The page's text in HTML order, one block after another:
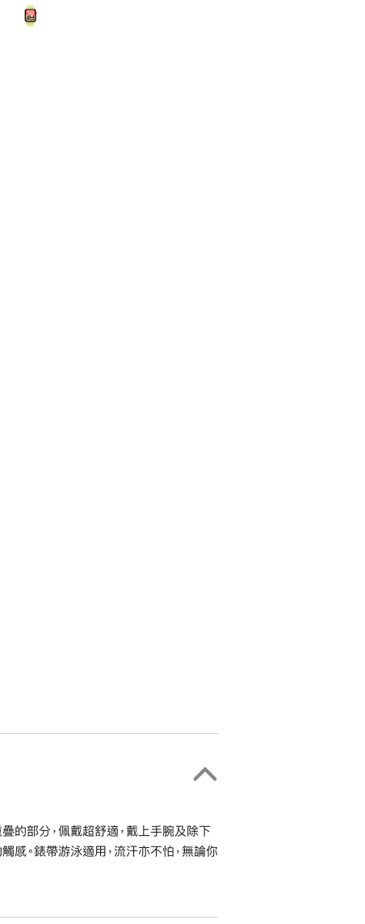
的部分，佩戴超舒適，戴上手腕及除下
感。錶帶游泳適用，流汗亦不怕，無論你